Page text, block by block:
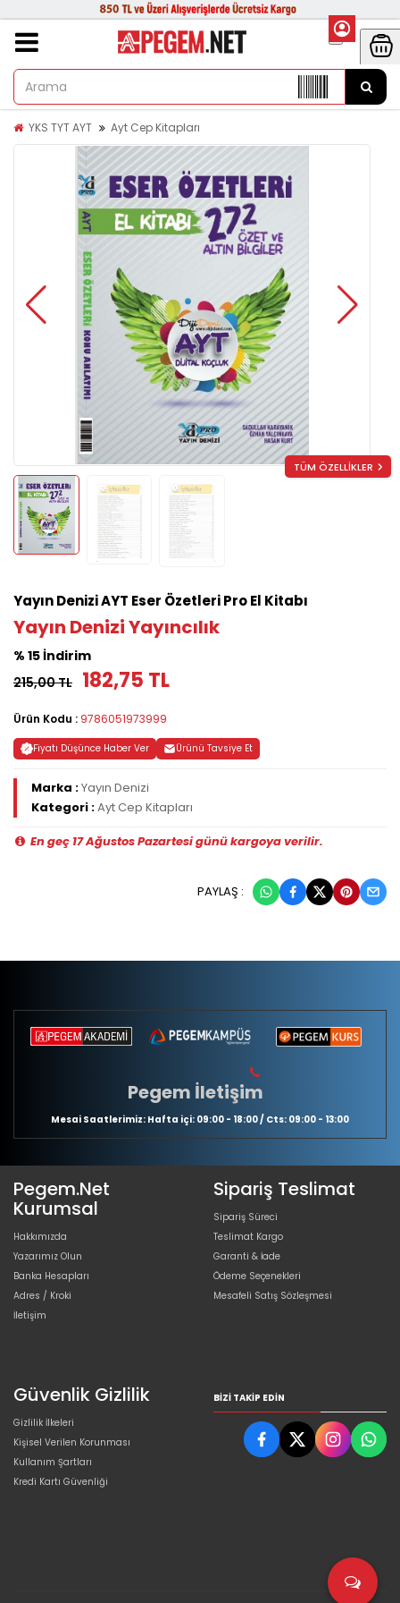
YKS TYT AYT Ayt Cep Kitapları
TÜM ÖZELLİKLER
Yayın Denizi AYT Eser Özetleri Pro El Kitabı
Yayın Denizi Yayıncılık
% 15 İndirim
215,00 TL 182,75 TL
Ürün Kodu : 9786051973999
Fiyatı Düşünce Haber Ver Ürünü Tavsiye Et
Marka :Yayın Denizi
Kategori :Ayt Cep Kitapları
En geç 17 Ağustos Pazartesi günü kargoya verilir.
PAYLAŞ :
Pegem İletişim
Mesai Saatlerimiz: Hafta içi: 09:00 - 18:00 / Cts: 09:00 - 13:00
Pegem.Net
Kurumsal
Hakkımızda
Yazarımız Olun
Banka Hesapları
Adres / Kroki
İletişim
Sipariş Teslimat
Sipariş Süreci
Teslimat Kargo
Garanti & İade
Ödeme Seçenekleri
Mesafeli Satış Sözleşmesi
Güvenlik Gizlilik
Gizlilik İlkeleri
Kişisel Verilen Korunması
Kullanım Şartları
Kredi Kartı Güvenliği
BIZI TAKIP EDIN